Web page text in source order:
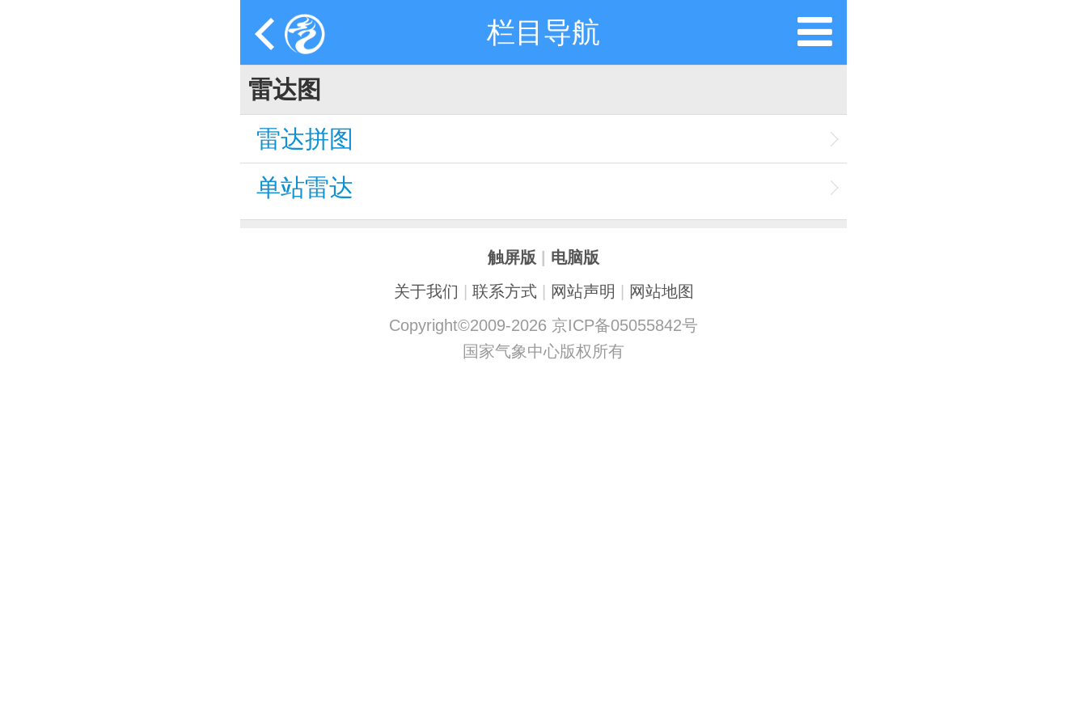
栏目导航
雷达图
雷达拼图
单站雷达
触屏版
电脑版
关于我们
联系方式 网站声明
网站地图
Copyright©2009-2026 京ICP备05055842号
国家气象中心版权所有